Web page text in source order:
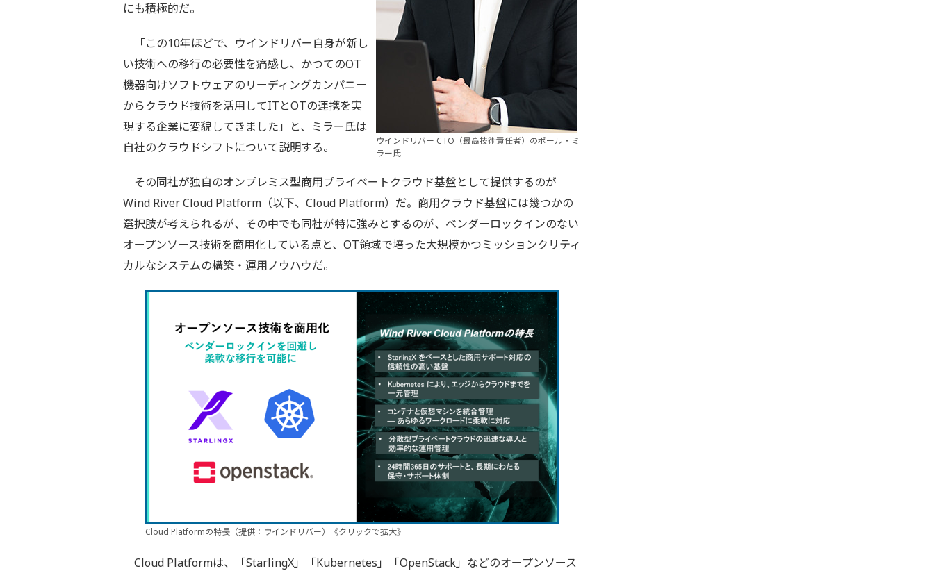
ウインドリバー CTO（最高技術責任者）のポール・ミ
ラー氏
にも積極的だ。
「この10年ほどで、ウインドリバー自身が新し
い技術への移行の必要性を痛感し、かつてのOT
機器向けソフトウェアのリーディングカンパニー
からクラウド技術を活用してITとOTの連携を実
現する企業に変貌してきました」と、ミラー氏は
自社のクラウドシフトについて説明する。
その同社が独自のオンプレミス型商用プライベートクラウド基盤として提供するのが
Wind River Cloud Platform（以下、Cloud Platform）だ。商用クラウド基盤には幾つかの
選択肢が考えられるが、その中でも同社が特に強みとするのが、ベンダーロックインのない
オープンソース技術を商用化している点と、OT領域で培った大規模かつミッションクリティ
カルなシステムの構築・運用ノウハウだ。
Cloud Platformの特長（提供：ウインドリバー）《クリックで拡大》
Cloud Platformは、「StarlingX」「Kubernetes」「OpenStack」などのオープンソース